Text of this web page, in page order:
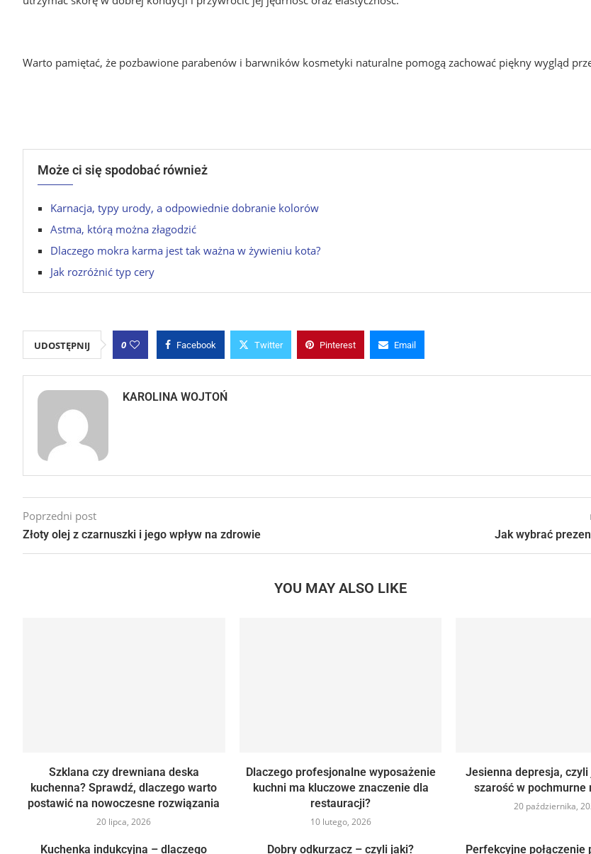
Warto pamiętać, że pozbawione parabenów i barwników kosmetyki naturalne pomogą zachować piękny wygląd
Może ci się spodobać również
Karnacja, typy urody, a odpowiednie dobranie kolorów
Astma, którą można złagodzić
Dlaczego mokra karma jest tak ważna w żywieniu kota?
Jak rozróżnić typ cery
UDOSTĘPNIJ 0 Facebook Twitter Pinterest Email
KAROLINA WOJTOŃ
Poprzedni post
Złoty olej z czarnuszki i jego wpływ na zdrowie Jak wybrać
YOU MAY ALSO LIKE
Szklana czy drewniana deska
kuchenna? Sprawdź, dlaczego warto
postawić na nowoczesne rozwiązania
20 lipca, 2026
Dlaczego profesjonalne wyposażenie
kuchni ma kluczowe znaczenie dla
restauracji?
10 lutego, 2026
Jesienna depresja,
szarość w pochmurne
20 października,
Kuchenka indukcyjna – dlaczego Dobry odkurzacz – czyli jaki? Perfekcyjne połączenie